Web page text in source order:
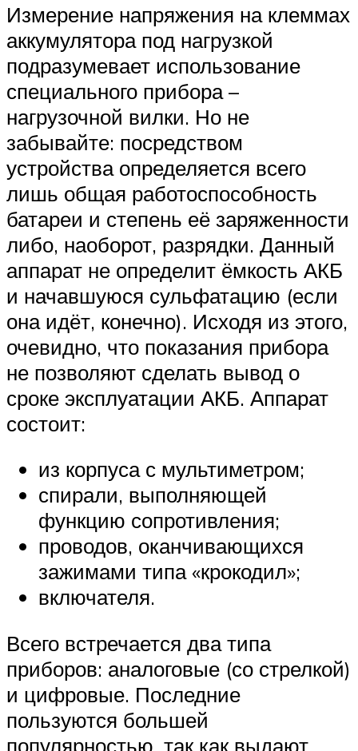
Измерение напряжения на клеммах
аккумулятора под нагрузкой
подразумевает использование
специального прибора –
нагрузочной вилки. Но не
забывайте: посредством
устройства определяется всего
лишь общая работоспособность
батареи и степень её заряженности
либо, наоборот, разрядки. Данный
аппарат не определит ёмкость АКБ
и начавшуюся сульфатацию (если
она идёт, конечно). Исходя из этого,
очевидно, что показания прибора
не позволяют сделать вывод о
сроке эксплуатации АКБ. Аппарат
состоит:
из корпуса с мультиметром;
спирали, выполняющей
функцию сопротивления;
проводов, оканчивающихся
зажимами типа «крокодил»;
включателя.
Всего встречается два типа
приборов: аналоговые (со стрелкой)
и цифровые. Последние
пользуются большей
популярностью, так как выдают